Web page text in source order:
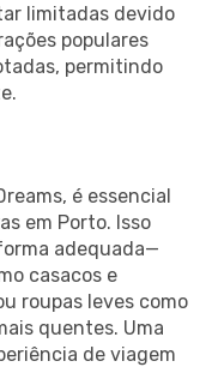
limitadas devido
populares
permitindo
é essencial
em Porto. Isso
adequada—
casacos e
roupas leves como
quentes. Uma
de viagem